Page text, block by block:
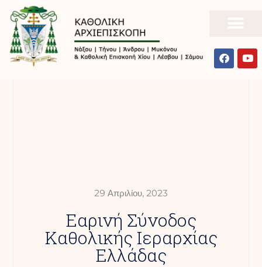
29 Απριλίου, 2023
Εαρινή Σύνοδος
Καθολικής Ιεραρχίας
Ελλάδας